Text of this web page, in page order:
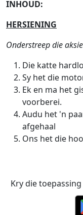
INHOUD:
HERSIENING
Onderstreep die
Die katte
Sy het die
Ek en ma het
voorberei.
Audu het 'n
afgehaal
Ons het die
Kry die